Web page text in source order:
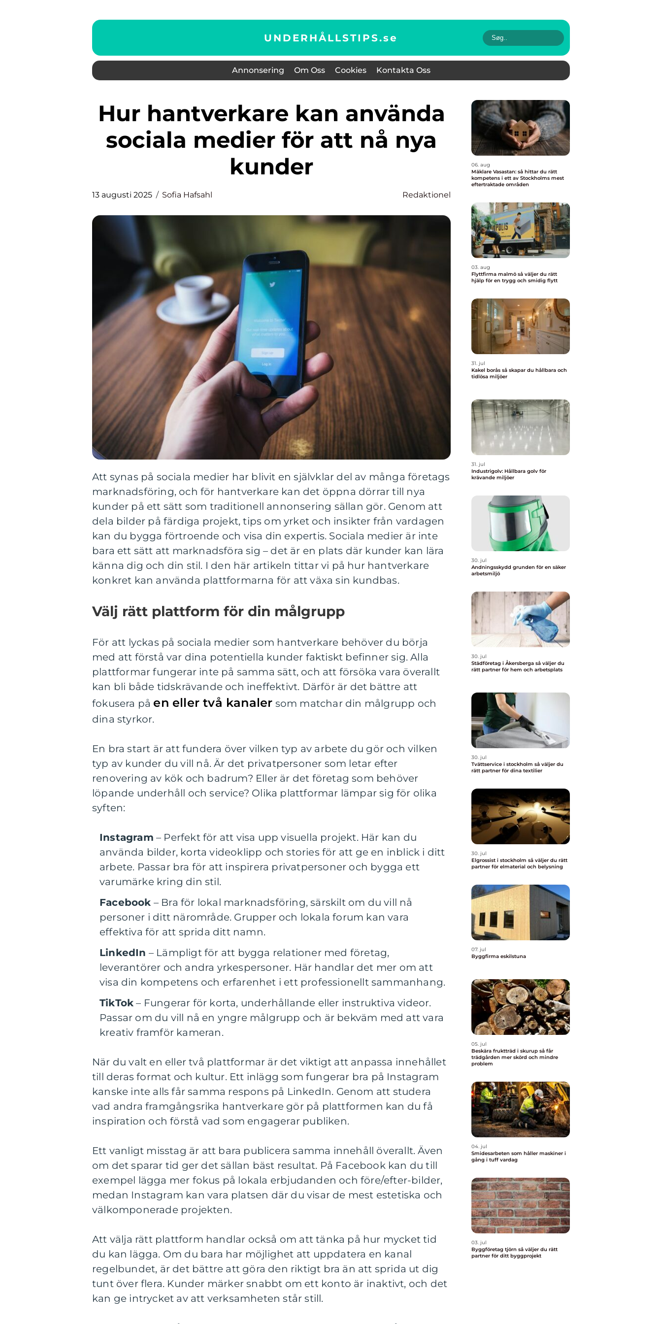
UNDERHÅLLSTIPS.se
Annonsering Om Oss Cookies Kontakta Oss
Hur hantverkare kan använda
sociala medier för att nå nya
kunder
13 augusti 2025 Sofia Hafsahl Redaktionel
Att synas på sociala medier har blivit en självklar del av många företags
marknadsföring, och för hantverkare kan det öppna dörrar till nya
kunder på ett sätt som traditionell annonsering sällan gör. Genom att
dela bilder på färdiga projekt, tips om yrket och insikter från vardagen
kan du bygga förtroende och visa din expertis. Sociala medier är inte
bara ett sätt att marknadsföra sig – det är en plats där kunder kan lära
känna dig och din stil. I den här artikeln tittar vi på hur hantverkare
konkret kan använda plattformarna för att växa sin kundbas.
Välj rätt plattform för din målgrupp
För att lyckas på sociala medier som hantverkare behöver du börja
med att förstå var dina potentiella kunder faktiskt befinner sig. Alla
plattformar fungerar inte på samma sätt, och att försöka vara överallt
kan bli både tidskrävande och ineffektivt. Därför är det bättre att
fokusera på en eller två kanaler som matchar din målgrupp och
dina styrkor.
En bra start är att fundera över vilken typ av arbete du gör och vilken
typ av kunder du vill nå. Är det privatpersoner som letar efter
renovering av kök och badrum? Eller är det företag som behöver
löpande underhåll och service? Olika plattformar lämpar sig för olika
syften:
Instagram – Perfekt för att visa upp visuella projekt. Här kan du
använda bilder, korta videoklipp och stories för att ge en inblick i ditt
arbete. Passar bra för att inspirera privatpersoner och bygga ett
varumärke kring din stil.
Facebook – Bra för lokal marknadsföring, särskilt om du vill nå
personer i ditt närområde. Grupper och lokala forum kan vara
effektiva för att sprida ditt namn.
LinkedIn – Lämpligt för att bygga relationer med företag,
leverantörer och andra yrkespersoner. Här handlar det mer om att
visa din kompetens och erfarenhet i ett professionellt sammanhang.
TikTok – Fungerar för korta, underhållande eller instruktiva videor.
Passar om du vill nå en yngre målgrupp och är bekväm med att vara
kreativ framför kameran.
När du valt en eller två plattformar är det viktigt att anpassa innehållet
till deras format och kultur. Ett inlägg som fungerar bra på Instagram
kanske inte alls får samma respons på LinkedIn. Genom att studera
vad andra framgångsrika hantverkare gör på plattformen kan du få
inspiration och förstå vad som engagerar publiken.
Ett vanligt misstag är att bara publicera samma innehåll överallt. Även
om det sparar tid ger det sällan bäst resultat. På Facebook kan du till
exempel lägga mer fokus på lokala erbjudanden och före/efter-bilder,
medan Instagram kan vara platsen där du visar de mest estetiska och
välkomponerade projekten.
Att välja rätt plattform handlar också om att tänka på hur mycket tid
du kan lägga. Om du bara har möjlighet att uppdatera en kanal
regelbundet, är det bättre att göra den riktigt bra än att sprida ut dig
tunt över flera. Kunder märker snabbt om ett konto är inaktivt, och det
kan ge intrycket av att verksamheten står still.
06. aug
Mäklare Vasastan: så hittar du rätt
kompetens i ett av Stockholms mest
eftertraktade områden
03. aug
Flyttfirma malmö så väljer du rätt
hjälp för en trygg och smidig flytt
31. jul
Kakel borås så skapar du hållbara och
tidlösa miljöer
31. jul
Industrigolv: Hållbara golv för
krävande miljöer
30. jul
Andningsskydd grunden för en säker
arbetsmiljö
30. jul
Städföretag i Åkersberga så väljer du
rätt partner för hem och arbetsplats
30. jul
Tvättservice i stockholm så väljer du
rätt partner för dina textilier
30. jul
Elgrossist i stockholm så väljer du rätt
partner för elmaterial och belysning
07. jul
Byggfirma eskilstuna
05. jul
Beskära fruktträd i skurup så får
trädgården mer skörd och mindre
problem
04. jul
Smidesarbeten som håller maskiner i
gång i tuff vardag
03. jul
Byggföretag tjörn så väljer du rätt
partner för ditt byggprojekt